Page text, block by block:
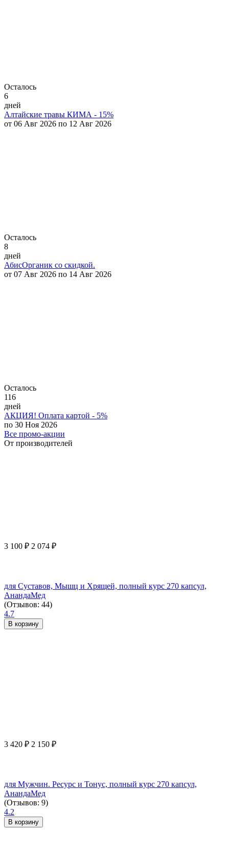
Осталось
6
дней
Алтайские травы КИМА - 15%
от 06 Авг 2026 по 12 Авг 2026
Осталось
8
дней
АбисОрганик со скидкой.
от 07 Авг 2026 по 14 Авг 2026
Осталось
116
дней
АКЦИЯ! Оплата картой - 5%
по 30 Ноя 2026
Все промо-акции
От производителей
3 100 ₽ 2 074 ₽
для Суставов, Мышц и Хрящей, полный курс 270 капсул,
АнандаМед
(Отзывов: 44)
4.7
В корзину
3 420 ₽ 2 150 ₽
для Мужчин. Ресурс и Тонус, полный курс 270 капсул,
АнандаМед
(Отзывов: 9)
4.2
В корзину